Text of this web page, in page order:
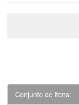
Conjunto de itens: